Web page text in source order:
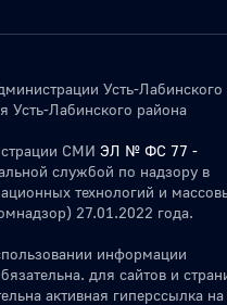
Усть-Лабинского
Усть-Лабинского района
СМИ ЭЛ № ФС 77 -
службой по надзору в
технологий и
27.01.2022 года.
информации
для сайтов и
активная гиперссылка на